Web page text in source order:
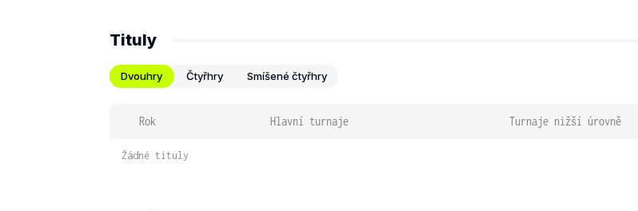
Tituly
Dvouhry Čtyřhry Smíšené čtyřhry
Rok Hlavní turnaje Turnaje nižší úrovně
Žádné tituly